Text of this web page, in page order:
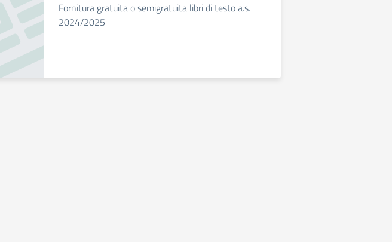
Fornitura gratuita o semigratuita libri di testo a.s.
2024/2025